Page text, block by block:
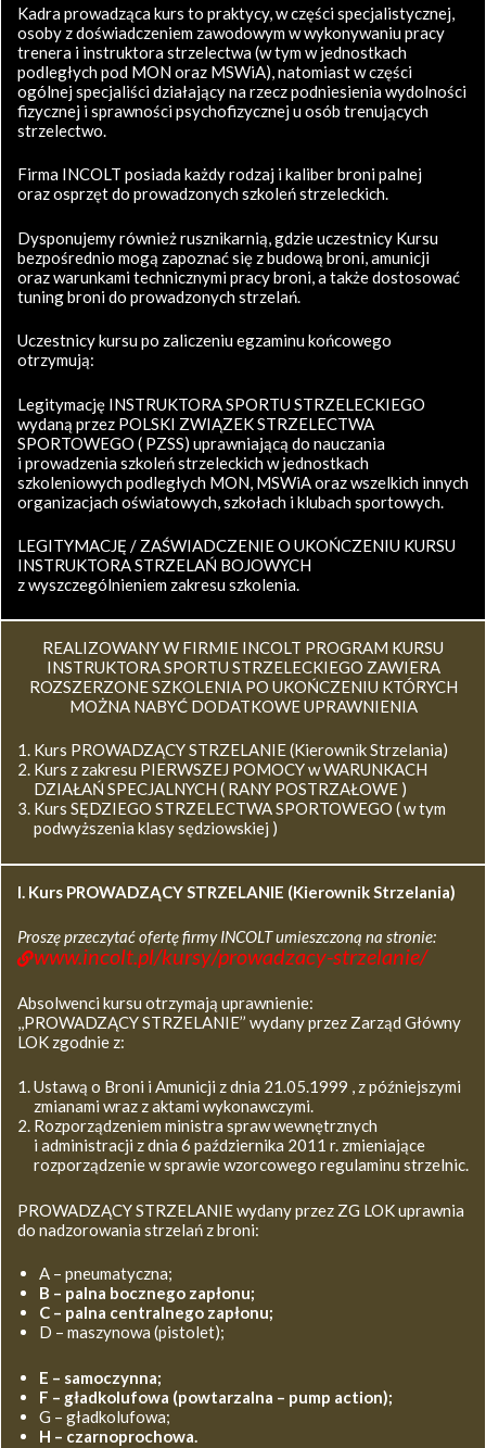
Kadra prowadząca kurs to praktycy, w części specjalistycznej,
osoby z doświadczeniem zawodowym w wykonywaniu pracy
trenera i instruktora strzelectwa (w tym w jednostkach
podległych pod MON oraz MSWiA), natomiast w części
ogólnej specjaliści działający na rzecz podniesienia wydolności
fizycznej i sprawności psychofizycznej u osób trenujących
strzelectwo.
Firma INCOLT posiada każdy rodzaj i kaliber broni palnej
oraz osprzęt do prowadzonych szkoleń strzeleckich.
Dysponujemy również rusznikarnią, gdzie uczestnicy Kursu
bezpośrednio mogą zapoznać się z budową broni, amunicji
oraz warunkami technicznymi pracy broni, a także dostosować
tuning broni do prowadzonych strzelań.
Uczestnicy kursu po zaliczeniu egzaminu końcowego
otrzymują:
Legitymację INSTRUKTORA SPORTU STRZELECKIEGO
wydaną przez POLSKI ZWIĄZEK STRZELECTWA
SPORTOWEGO ( PZSS) uprawniającą do nauczania
i prowadzenia szkoleń strzeleckich w jednostkach
szkoleniowych podległych MON, MSWiA oraz wszelkich innych
organizacjach oświatowych, szkołach i klubach sportowych.
LEGITYMACJĘ / ZAŚWIADCZENIE O UKOŃCZENIU KURSU
INSTRUKTORA STRZELAŃ BOJOWYCH
z wyszczególnieniem zakresu szkolenia.
REALIZOWANY W FIRMIE INCOLT PROGRAM KURSU
INSTRUKTORA SPORTU STRZELECKIEGO ZAWIERA
ROZSZERZONE SZKOLENIA PO UKOŃCZENIU KTÓRYCH
MOŻNA NABYĆ DODATKOWE UPRAWNIENIA
Kurs PROWADZĄCY STRZELANIE (Kierownik Strzelania)
Kurs z zakresu PIERWSZEJ POMOCY w WARUNKACH
DZIAŁAŃ SPECJALNYCH ( RANY POSTRZAŁOWE )
Kurs SĘDZIEGO STRZELECTWA SPORTOWEGO ( w tym
podwyższenia klasy sędziowskiej )
I. Kurs PROWADZĄCY STRZELANIE (Kierownik Strzelania)
Proszę przeczytać ofertę firmy INCOLT umieszczoną na stronie:
www.incolt.pl/kursy/prowadzacy-strzelanie/
Absolwenci kursu otrzymają uprawnienie:
,,PROWADZĄCY STRZELANIE’’ wydany przez Zarząd Główny
LOK zgodnie z:
Ustawą o Broni i Amunicji z dnia 21.05.1999 , z późniejszymi
zmianami wraz z aktami wykonawczymi.
Rozporządzeniem ministra spraw wewnętrznych
i administracji z dnia 6 października 2011 r. zmieniające
rozporządzenie w sprawie wzorcowego regulaminu strzelnic.
PROWADZĄCY STRZELANIE wydany przez ZG LOK uprawnia
do nadzorowania strzelań z broni:
A – pneumatyczna;
B – palna bocznego zapłonu;
C – palna centralnego zapłonu;
D – maszynowa (pistolet);
E – samoczynna;
F – gładkolufowa (powtarzalna – pump action);
G – gładkolufowa;
H – czarnoprochowa.